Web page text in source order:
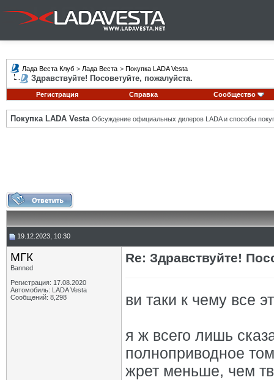
Лада Веста Клуб > Лада Веста > Покупка LADA Vesta
Здравствуйте! Посоветуйте, пожалуйста.
Регистрация Справка Сообщество
Покупка LADA Vesta Обсуждение официальных дилеров LADA и способы
19.12.2023, 10:30
МГК
Banned
Регистрация: 17.08.2020
Автомобиль: LADA Vesta
Сообщений: 8,298
Re: Здравствуйте!
ви таки к чему все
я ж всего лишь
полноприводное
жрет меньше, чем